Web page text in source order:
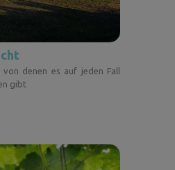
von denen es auf jeden Fall
gibt